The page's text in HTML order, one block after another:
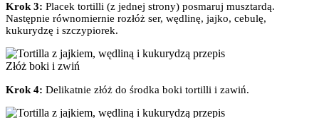
Krok 3: Placek tortilli (z jednej strony) posmaruj musztardą.
Następnie równomiernie rozłóż ser, wędlinę, jajko, cebulę,
kukurydzę i szczypiorek.
Złóż boki i zwiń
Krok 4: Delikatnie złóż do środka boki tortilli i zawiń.